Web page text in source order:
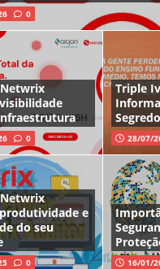
0
0
Triple
28/07/
e
do seu
0 16/01/